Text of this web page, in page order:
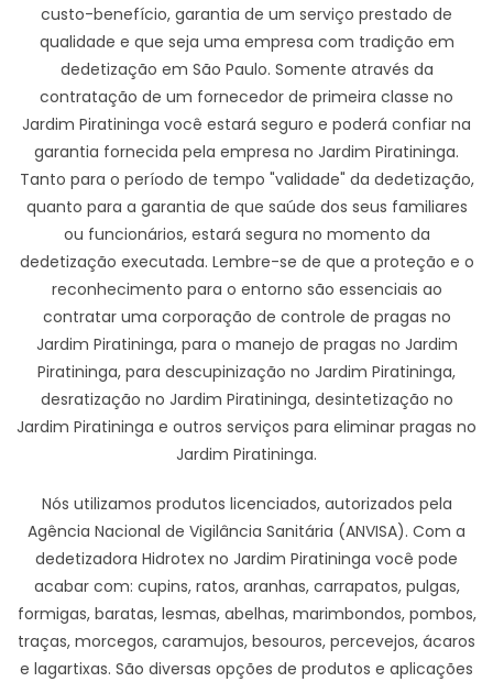
custo-benefício, garantia de um serviço prestado de
qualidade e que seja uma empresa com tradição em
dedetização em São Paulo. Somente através da
contratação de um fornecedor de primeira classe no
Jardim Piratininga você estará seguro e poderá confiar na
garantia fornecida pela empresa no Jardim Piratininga.
Tanto para o período de tempo "validade" da dedetização,
quanto para a garantia de que saúde dos seus familiares
ou funcionários, estará segura no momento da
dedetização executada. Lembre-se de que a proteção e o
reconhecimento para o entorno são essenciais ao
contratar uma corporação de controle de pragas no
Jardim Piratininga, para o manejo de pragas no Jardim
Piratininga, para descupinização no Jardim Piratininga,
desratização no Jardim Piratininga, desintetização no
Jardim Piratininga e outros serviços para eliminar pragas no
Jardim Piratininga.
Nós utilizamos produtos licenciados, autorizados pela
Agência Nacional de Vigilância Sanitária (ANVISA). Com a
dedetizadora Hidrotex no Jardim Piratininga você pode
acabar com: cupins, ratos, aranhas, carrapatos, pulgas,
formigas, baratas, lesmas, abelhas, marimbondos, pombos,
traças, morcegos, caramujos, besouros, percevejos, ácaros
e lagartixas. São diversas opções de produtos e aplicações